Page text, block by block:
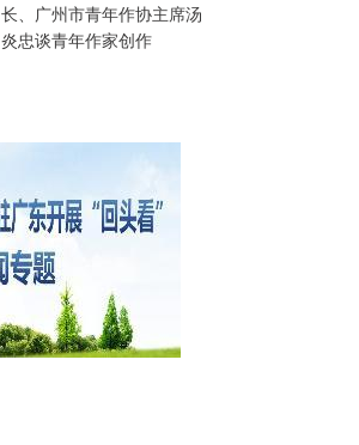
长、广州市青年作协主席汤
炎忠谈青年作家创作